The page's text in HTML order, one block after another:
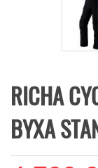
RICHA
BYXA